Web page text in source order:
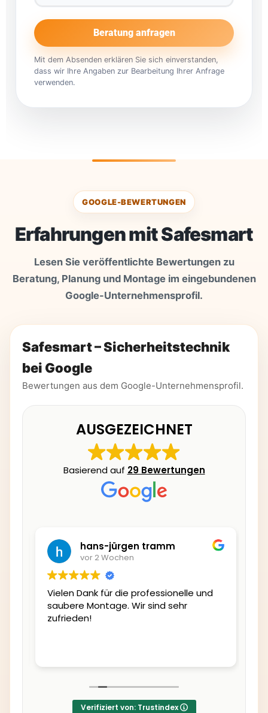
Beratung anfragen
Mit dem Absenden erklären Sie sich einverstanden,
dass wir Ihre Angaben zur Bearbeitung Ihrer Anfrage
verwenden.
GOOGLE-BEWERTUNGEN
Erfahrungen mit Safesmart
Lesen Sie veröffentlichte Bewertungen zu
Beratung, Planung und Montage im eingebundenen
Google-Unternehmensprofil.
Safesmart – Sicherheitstechnik
bei Google
Bewertungen aus dem Google-Unternehmensprofil.
AUSGEZEICHNET
Basierend auf 29 Bewertungen
hans-jürgen tramm
vor 2 Wochen
Vielen Dank für die professionelle und
saubere Montage. Wir sind sehr
zufrieden!
Verifiziert von: Trustindex